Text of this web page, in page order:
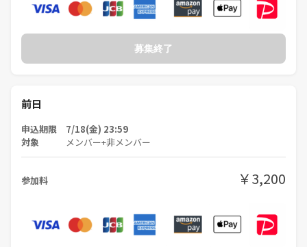
募集終了
前日
申込期限 7/18(金) 23:59
対象 メンバー+非メンバー
参加料 ￥3,200